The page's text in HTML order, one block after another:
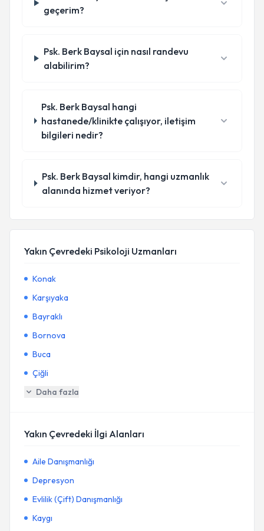
geçerim?
Psk. Berk Baysal için nasıl randevu
alabilirim?
Psk. Berk Baysal hangi
hastanede/klinikte çalışıyor, iletişim
bilgileri nedir?
Psk. Berk Baysal kimdir, hangi uzmanlık
alanında hizmet veriyor?
Yakın Çevredeki Psikoloji Uzmanları
Konak
Karşıyaka
Bayraklı
Bornova
Buca
Çiğli
Daha fazla
Yakın Çevredeki İlgi Alanları
Aile Danışmanlığı
Depresyon
Evlilik (Çift) Danışmanlığı
Kaygı